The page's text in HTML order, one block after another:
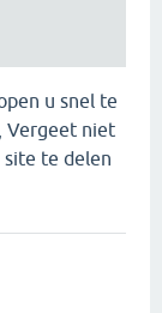
u snel te
Vergeet niet
te delen